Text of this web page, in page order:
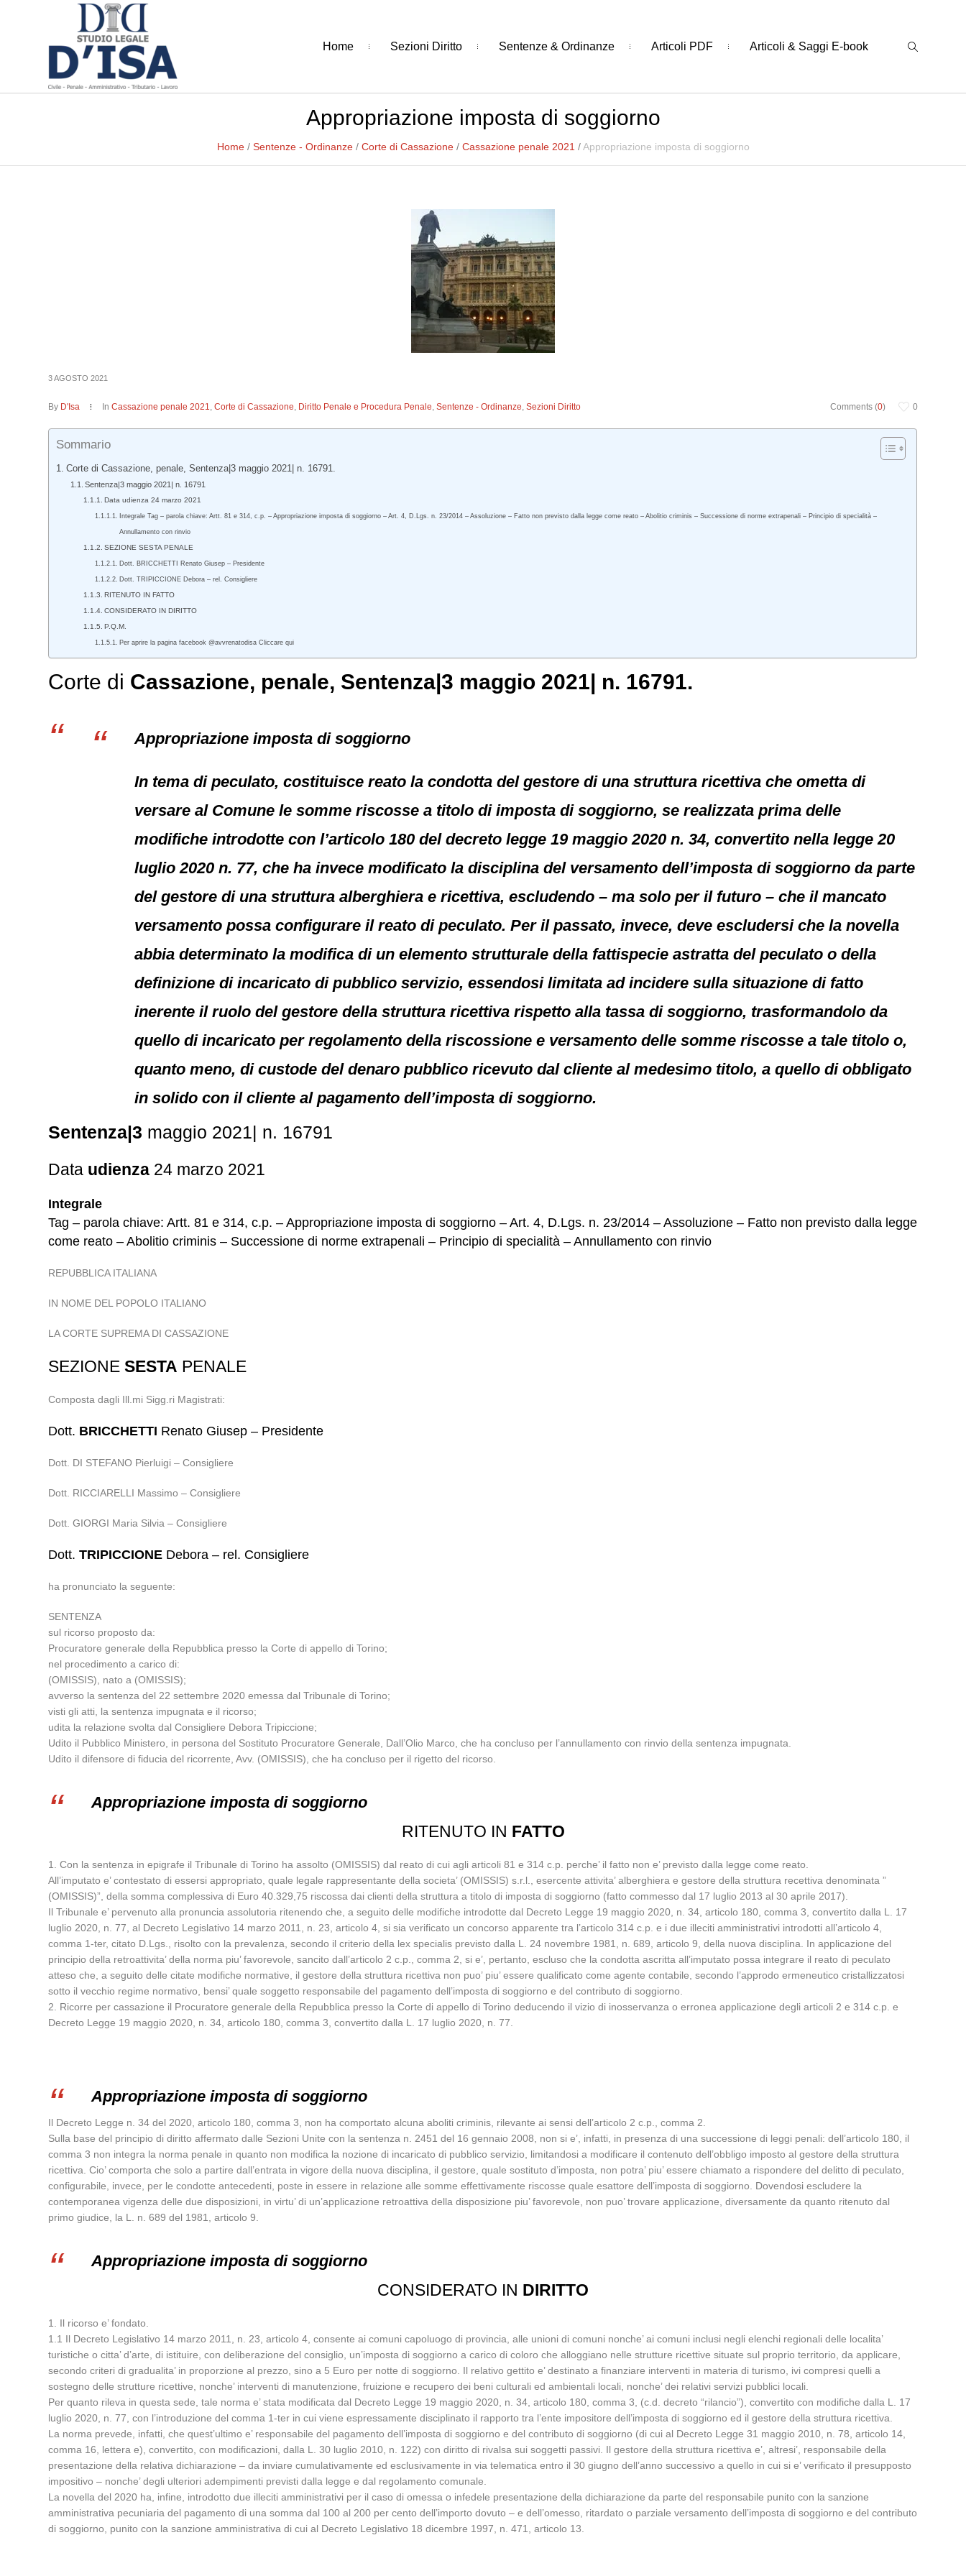
Home Sezioni Diritto Sentenze & Ordinanze Articoli PDF Articoli & Saggi E-book
Appropriazione imposta di soggiorno
Home / Sentenze - Ordinanze / Corte di Cassazione / Cassazione penale 2021 /Appropriazione imposta di soggiorno
3 AGOSTO 2021
Comments (0) 0
By D'Isa InCassazione penale 2021,Corte di Cassazione, Diritto Penale e Procedura Penale,Sentenze - Ordinanze,Sezioni Diritto
Sommario
Corte di Cassazione, penale, Sentenza|3 maggio 2021| n. 16791.
Sentenza|3 maggio 2021| n. 16791
Data udienza 24 marzo 2021
Integrale Tag – parola chiave: Artt. 81 e 314, c.p. – Appropriazione imposta di soggiorno – Art. 4, D.Lgs. n. 23/2014 – Assoluzione – Fatto non previsto dalla legge come reato – Abolitio criminis – Successione di norme extrapenali – Principio di specialità –
Annullamento con rinvio
SEZIONE SESTA PENALE
Dott. BRICCHETTI Renato Giusep – Presidente
Dott. TRIPICCIONE Debora – rel. Consigliere
RITENUTO IN FATTO
CONSIDERATO IN DIRITTO
P.Q.M.
Per aprire la pagina facebook @avvrenatodisa Cliccare qui
Corte di Cassazione, penale, Sentenza|3 maggio 2021| n. 16791.
Appropriazione imposta di soggiorno
In tema di peculato, costituisce reato la condotta del gestore di una struttura ricettiva che ometta di
versare al Comune le somme riscosse a titolo di imposta di soggiorno, se realizzata prima delle
modifiche introdotte con l’articolo 180 del decreto legge 19 maggio 2020 n. 34, convertito nella legge 20
luglio 2020 n. 77, che ha invece modificato la disciplina del versamento dell’imposta di soggiorno da parte
del gestore di una struttura alberghiera e ricettiva, escludendo – ma solo per il futuro – che il mancato
versamento possa configurare il reato di peculato. Per il passato, invece, deve escludersi che la novella
abbia determinato la modifica di un elemento strutturale della fattispecie astratta del peculato o della
definizione di incaricato di pubblico servizio, essendosi limitata ad incidere sulla situazione di fatto
inerente il ruolo del gestore della struttura ricettiva rispetto alla tassa di soggiorno, trasformandolo da
quello di incaricato per regolamento della riscossione e versamento delle somme riscosse a tale titolo o,
quanto meno, di custode del denaro pubblico ricevuto dal cliente al medesimo titolo, a quello di obbligato
in solido con il cliente al pagamento dell’imposta di soggiorno.
Sentenza|3 maggio 2021| n. 16791
Data udienza 24 marzo 2021
Integrale
Tag – parola chiave: Artt. 81 e 314, c.p. – Appropriazione imposta di soggiorno – Art. 4, D.Lgs. n. 23/2014 – Assoluzione – Fatto non previsto dalla legge
come reato – Abolitio criminis – Successione di norme extrapenali – Principio di specialità – Annullamento con rinvio
REPUBBLICA ITALIANA
IN NOME DEL POPOLO ITALIANO
LA CORTE SUPREMA DI CASSAZIONE
SEZIONESESTA PENALE
Composta dagli Ill.mi Sigg.ri Magistrati:
Dott. BRICCHETTI Renato Giusep – Presidente
Dott. DI STEFANO Pierluigi – Consigliere
Dott. RICCIARELLI Massimo – Consigliere
Dott. GIORGI Maria Silvia – Consigliere
Dott.TRIPICCIONE Debora – rel. Consigliere
ha pronunciato la seguente:
SENTENZA
sul ricorso proposto da:
Procuratore generale della Repubblica presso la Corte di appello di Torino;
nel procedimento a carico di:
(OMISSIS), nato a (OMISSIS);
avverso la sentenza del 22 settembre 2020 emessa dal Tribunale di Torino;
visti gli atti, la sentenza impugnata e il ricorso;
udita la relazione svolta dal Consigliere Debora Tripiccione;
Udito il Pubblico Ministero, in persona del Sostituto Procuratore Generale, Dall’Olio Marco, che ha concluso per l’annullamento con rinvio della sentenza impugnata.
Udito il difensore di fiducia del ricorrente, Avv. (OMISSIS), che ha concluso per il rigetto del ricorso.
Appropriazione imposta di soggiorno
RITENUTO IN FATTO
1. Con la sentenza in epigrafe il Tribunale di Torino ha assolto (OMISSIS) dal reato di cui agli articoli 81 e 314 c.p. perche’ il fatto non e’ previsto dalla legge come reato.
All’imputato e’ contestato di essersi appropriato, quale legale rappresentante della societa’ (OMISSIS) s.r.l., esercente attivita’ alberghiera e gestore della struttura recettiva denominata ”
(OMISSIS)”, della somma complessiva di Euro 40.329,75 riscossa dai clienti della struttura a titolo di imposta di soggiorno (fatto commesso dal 17 luglio 2013 al 30 aprile 2017).
Il Tribunale e’ pervenuto alla pronuncia assolutoria ritenendo che, a seguito delle modifiche introdotte dal Decreto Legge 19 maggio 2020, n. 34, articolo 180, comma 3, convertito dalla L. 17
luglio 2020, n. 77, al Decreto Legislativo 14 marzo 2011, n. 23, articolo 4, si sia verificato un concorso apparente tra l’articolo 314 c.p. e i due illeciti amministrativi introdotti all’articolo 4,
comma 1-ter, citato D.Lgs., risolto con la prevalenza, secondo il criterio della lex specialis previsto dalla L. 24 novembre 1981, n. 689, articolo 9, della nuova disciplina. In applicazione del
principio della retroattivita’ della norma piu’ favorevole, sancito dall’articolo 2 c.p., comma 2, si e’, pertanto, escluso che la condotta ascritta all’imputato possa integrare il reato di peculato
atteso che, a seguito delle citate modifiche normative, il gestore della struttura ricettiva non puo’ piu’ essere qualificato come agente contabile, secondo l’approdo ermeneutico cristallizzatosi
sotto il vecchio regime normativo, bensi’ quale soggetto responsabile del pagamento dell’imposta di soggiorno e del contributo di soggiorno.
2. Ricorre per cassazione il Procuratore generale della Repubblica presso la Corte di appello di Torino deducendo il vizio di inosservanza o erronea applicazione degli articoli 2 e 314 c.p. e
Decreto Legge 19 maggio 2020, n. 34, articolo 180, comma 3, convertito dalla L. 17 luglio 2020, n. 77.
Appropriazione imposta di soggiorno
Il Decreto Legge n. 34 del 2020, articolo 180, comma 3, non ha comportato alcuna aboliti criminis, rilevante ai sensi dell’articolo 2 c.p., comma 2.
Sulla base del principio di diritto affermato dalle Sezioni Unite con la sentenza n. 2451 del 16 gennaio 2008, non si e’, infatti, in presenza di una successione di leggi penali: dell’articolo 180, il
comma 3 non integra la norma penale in quanto non modifica la nozione di incaricato di pubblico servizio, limitandosi a modificare il contenuto dell’obbligo imposto al gestore della struttura
ricettiva. Cio’ comporta che solo a partire dall’entrata in vigore della nuova disciplina, il gestore, quale sostituto d’imposta, non potra’ piu’ essere chiamato a rispondere del delitto di peculato,
configurabile, invece, per le condotte antecedenti, poste in essere in relazione alle somme effettivamente riscosse quale esattore dell’imposta di soggiorno. Dovendosi escludere la
contemporanea vigenza delle due disposizioni, in virtu’ di un’applicazione retroattiva della disposizione piu’ favorevole, non puo’ trovare applicazione, diversamente da quanto ritenuto dal
primo giudice, la L. n. 689 del 1981, articolo 9.
Appropriazione imposta di soggiorno
CONSIDERATO IN DIRITTO
1. Il ricorso e’ fondato.
1.1 Il Decreto Legislativo 14 marzo 2011, n. 23, articolo 4, consente ai comuni capoluogo di provincia, alle unioni di comuni nonche’ ai comuni inclusi negli elenchi regionali delle localita’
turistiche o citta’ d’arte, di istituire, con deliberazione del consiglio, un’imposta di soggiorno a carico di coloro che alloggiano nelle strutture ricettive situate sul proprio territorio, da applicare,
secondo criteri di gradualita’ in proporzione al prezzo, sino a 5 Euro per notte di soggiorno. Il relativo gettito e’ destinato a finanziare interventi in materia di turismo, ivi compresi quelli a
sostegno delle strutture ricettive, nonche’ interventi di manutenzione, fruizione e recupero dei beni culturali ed ambientali locali, nonche’ dei relativi servizi pubblici locali.
Per quanto rileva in questa sede, tale norma e’ stata modificata dal Decreto Legge 19 maggio 2020, n. 34, articolo 180, comma 3, (c.d. decreto “rilancio”), convertito con modifiche dalla L. 17
luglio 2020, n. 77, con l’introduzione del comma 1-ter in cui viene espressamente disciplinato il rapporto tra l’ente impositore dell’imposta di soggiorno ed il gestore della struttura ricettiva.
La norma prevede, infatti, che quest’ultimo e’ responsabile del pagamento dell’imposta di soggiorno e del contributo di soggiorno (di cui al Decreto Legge 31 maggio 2010, n. 78, articolo 14,
comma 16, lettera e), convertito, con modificazioni, dalla L. 30 luglio 2010, n. 122) con diritto di rivalsa sui soggetti passivi. Il gestore della struttura ricettiva e’, altresi’, responsabile della
presentazione della relativa dichiarazione – da inviare cumulativamente ed esclusivamente in via telematica entro il 30 giugno dell’anno successivo a quello in cui si e’ verificato il presupposto
impositivo – nonche’ degli ulteriori adempimenti previsti dalla legge e dal regolamento comunale.
La novella del 2020 ha, infine, introdotto due illeciti amministrativi per il caso di omessa o infedele presentazione della dichiarazione da parte del responsabile punito con la sanzione
amministrativa pecuniaria del pagamento di una somma dal 100 al 200 per cento dell’importo dovuto – e dell’omesso, ritardato o parziale versamento dell’imposta di soggiorno e del contributo
di soggiorno, punito con la sanzione amministrativa di cui al Decreto Legislativo 18 dicembre 1997, n. 471, articolo 13.